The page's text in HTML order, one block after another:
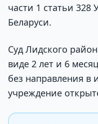
части 1 статьи 328
Беларуси.
Суд Лидского
виде 2 лет и 6
без направления в
учреждение